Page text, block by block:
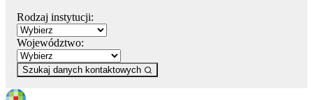
Rodzaj instytucji:
Województwo:
Szukaj danych kontaktowych